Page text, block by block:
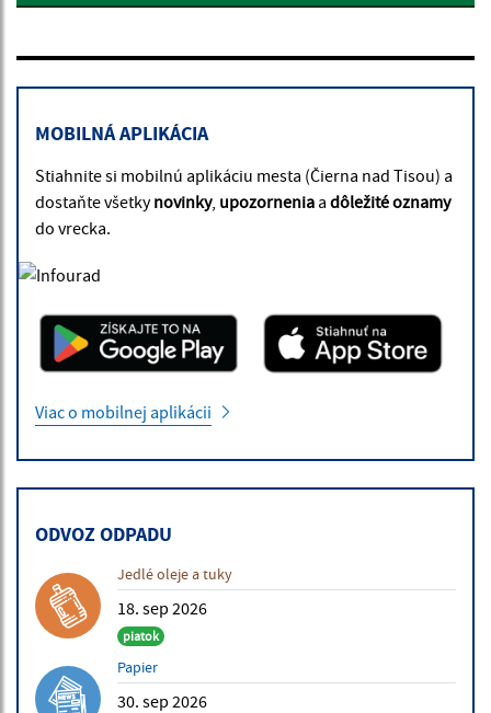
MOBILNÁ APLIKÁCIA
Stiahnite si mobilnú aplikáciu mesta (Čierna nad Tisou) a
dostaňte všetkynovinky, upozornenia a dôležité oznamy
do vrecka.
Viac o mobilnej aplikácii
ODVOZ ODPADU
Jedlé oleje a tuky
18. sep 2026
piatok
Papier
30. sep 2026